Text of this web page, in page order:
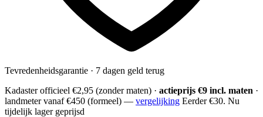
Tevredenheidsgarantie · 7 dagen geld terug
Kadaster officieel €2,95 (zonder maten) · actieprijs €9 incl. maten ·
landmetervanaf €450 (formeel) — vergelijking Eerder €30. Nu
tijdelijk lager geprijsd